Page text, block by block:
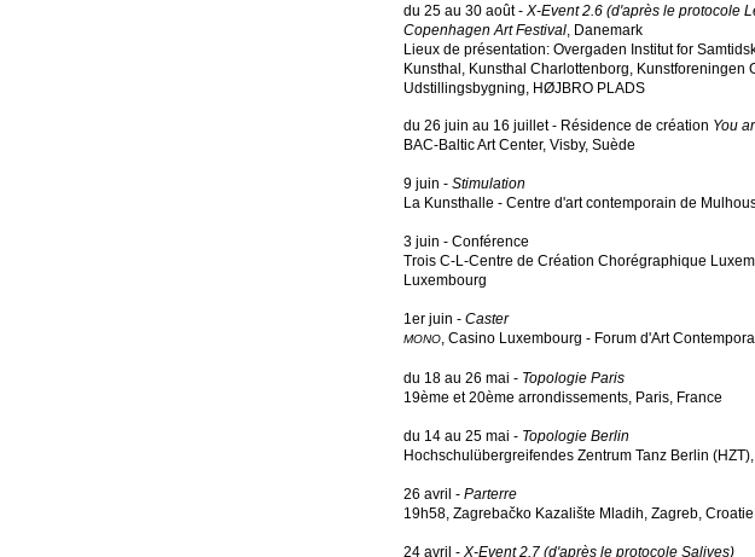
du 25 au 30 août - X-Event 2.6 (d'après le protocole
Copenhagen Art Festival , Danemark
Lieux de présentation: Overgaden Institut for
Kunsthal, Kunsthal Charlottenborg, Kunstforeningen
Udstillingsbygning, HØJBRO PLADS
du 26 juin au 16 juillet - Résidence de création You
BAC-Baltic Art Center, Visby, Suède
9 juin - Stimulation
La Kunsthalle - Centre d'art contemporain de
3 juin - Conférence
Trois C-L-Centre de Création Chorégraphique
Luxembourg
1er juin - Caster
MONO, Casino Luxembourg - Forum d'Art
du 18 au 26 mai - Topologie Paris
19ème et 20ème arrondissements, Paris, France
du 14 au 25 mai - Topologie Berlin
Hochschulübergreifendes Zentrum Tanz Berlin
26 avril - Parterre
19h58, Zagrebačko Kazalište Mladih, Zagreb, Croatie
24 avril - X-Event 2.7 (d'après le protocole Salives)